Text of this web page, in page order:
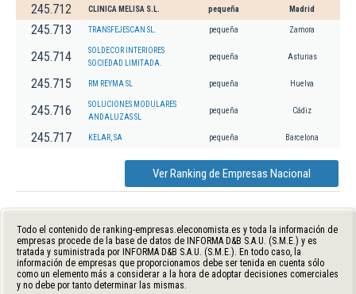
245.712 CLINICA MELISA S.L. pequeña Madrid
245.713 TRANSFEJESCAN SL. pequeña Zamora
245.714
SOLDECOR INTERIORES
SOCIEDAD LIMITADA.
pequeña Asturias
245.715 RM REYMA SL pequeña Huelva
245.716
SOLUCIONES MODULARES
ANDALUZAS SL
pequeña Cádiz
245.717 KELAR, SA pequeña Barcelona
Ver Ranking de Empresas Nacional
Todo el contenido de ranking-empresas.eleconomista.es y toda la información de
empresas procede de la base de datos de INFORMA D&B S.A.U. (S.M.E.) y es
tratada y suministrada por INFORMA D&B S.A.U. (S.M.E.). En todo caso, la
información de empresas que proporcionamos debe ser tenida en cuenta sólo
como un elemento más a considerar a la hora de adoptar decisiones comerciales
y no debe por tanto determinar las mismas.